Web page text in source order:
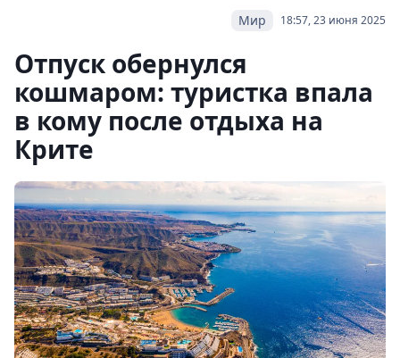
18:57, 23 июня 2025
Мир
Отпуск обернулся
кошмаром: туристка впала
в кому после отдыха на
Крите